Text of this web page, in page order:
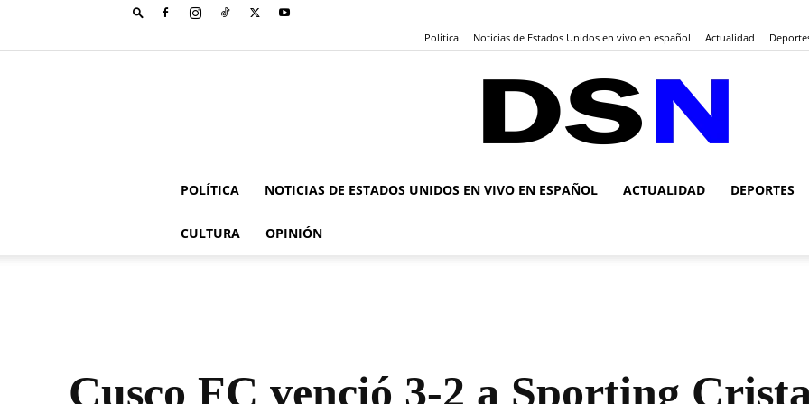
Política Noticias de Estados Unidos en vivo en español Actualidad
POLÍTICA NOTICIAS DE ESTADOS UNIDOS EN VIVO EN ESPAÑOL ACTUALIDAD DEPORTES
CULTURA OPINIÓN
Cusco FC venció 3-2 a Sporting